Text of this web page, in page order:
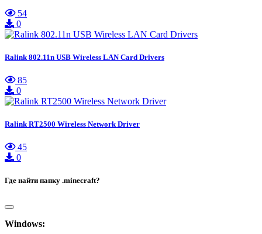
54
0
Ralink 802.11n USB Wireless LAN Card Drivers
85
0
Ralink RT2500 Wireless Network Driver
45
0
Где найти папку .minecraft?
Windows: